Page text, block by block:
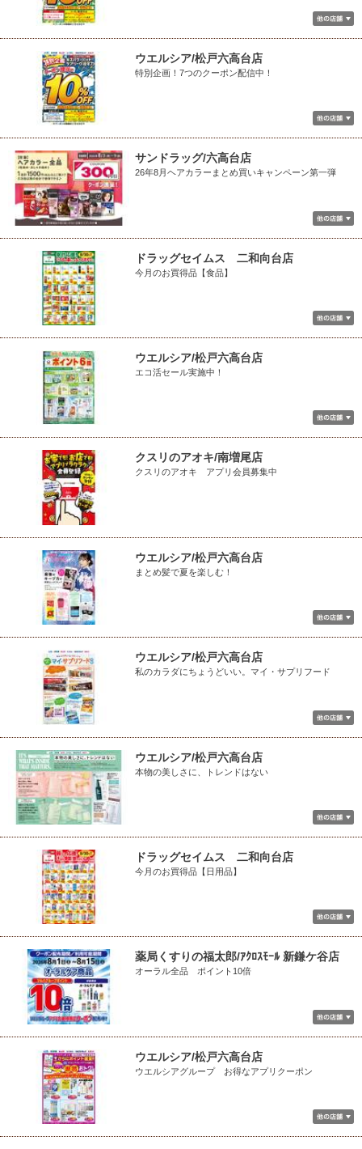
ウエルシア/松戸六高台店
特別企画！7つのクーポン配信中！
サンドラッグ/六高台店
26年8月ヘアカラーまとめ買いキャンペーン第一弾
ドラッグセイムス 二和向台店
今月のお買得品【食品】
ウエルシア/松戸六高台店
エコ活セール実施中！
クスリのアオキ/南増尾店
クスリのアオキ アプリ会員募集中
ウエルシア/松戸六高台店
まとめ髪で夏を楽しむ！
ウエルシア/松戸六高台店
私のカラダにちょうどいい。マイ・サプリフード
ウエルシア/松戸六高台店
本物の美しさに、トレンドはない
ドラッグセイムス 二和向台店
今月のお買得品【日用品】
薬局くすりの福太郎/ｱｸﾛｽﾓｰﾙ 新鎌ケ谷店
オーラル全品 ポイント10倍
ウエルシア/松戸六高台店
ウエルシアグループ お得なアプリクーポン